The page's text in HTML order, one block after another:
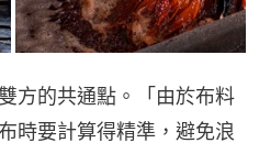
方的共通點。「由於布料
時要計算得精準，避免浪